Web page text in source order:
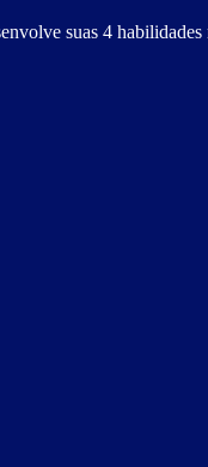
suas 4 habilidades